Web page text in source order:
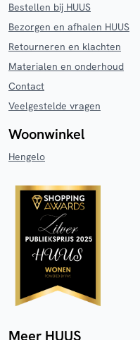
Bestellen bij HUUS
Bezorgen en afhalen HUUS
Retourneren en klachten
Materialen en onderhoud
Contact
Veelgestelde vragen
Woonwinkel
Hengelo
Meer HUUS